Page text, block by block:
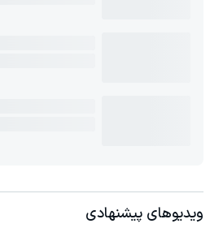
ویدیوهای پیشنهادی